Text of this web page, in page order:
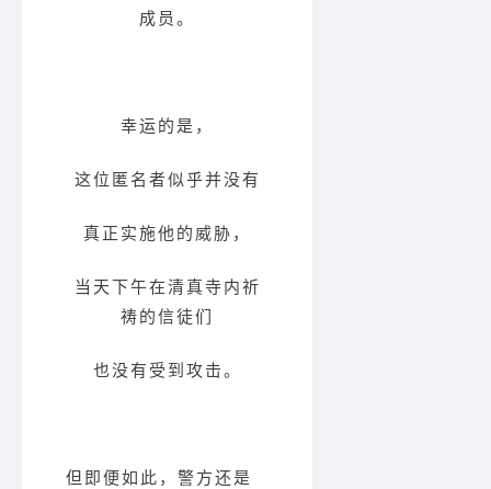
成员。
幸运的是，
这位匿名者似乎并没有
真正实施他的威胁，
当天下午在清真寺内祈
祷的信徒们
也没有受到攻击。
但即便如此，警方还是